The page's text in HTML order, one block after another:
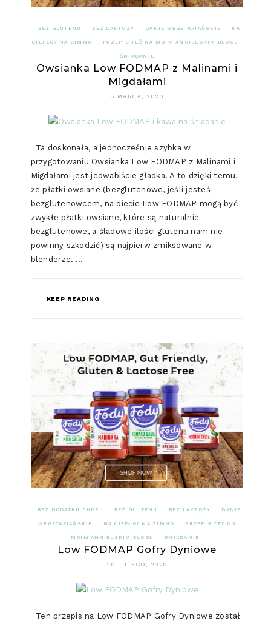
BEZ GLUTENU BEZ LAKTOZY DANIE WEGETARIAŃSKIE NA
CIEPŁO/ NA ZIMNO PRZEPIS TEŻ NA MOIM ANGIELSKIM BLOGU
ŚNIADANIE
Owsianka Low FODMAP z Malinami i
Migdałami
8 MARCA, 2020
Ta doskonała, a jednocześnie szybka w
przygotowaniu Owsianka Low FODMAP z Malinami i
Migdałami jest jedwabiście gładka. A to dzięki temu,
że płatki owsiane (bezglutenowe, jeśli jesteś
bezglutenowcem, na diecie Low FODMAP mogą być
zwykłe płatki owsiane, które są naturalnie
bezglutenowe, a śladowe ilości glutenu nam nie
powinny szkodzić) są najpierw zmiksowane w
blenderze. …
KEEP READING
BEZ DODATKU CUKRU BEZ GLUTENU BEZ LAKTOZY DANIE
WEGETARIAŃSKIE NA CIEPŁO/ NA ZIMNO PRZEPIS TEŻ NA
MOIM ANGIELSKIM BLOGU ŚNIADANIE
Low FODMAP Gofry Dyniowe
20 LUTEGO, 2020
Ten przepis na Low FODMAP Gofry Dyniowe został